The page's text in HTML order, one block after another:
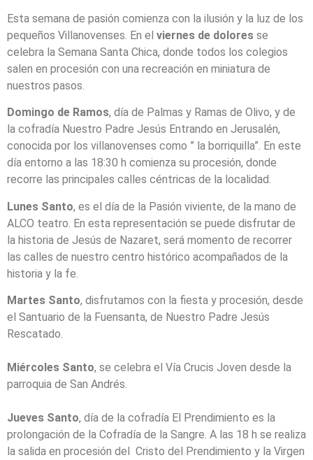
Esta semana de pasión comienza con la ilusión y la luz de los
pequeños Villanovenses. En el viernes de dolores se
celebra la Semana Santa Chica, donde todos los colegios
salen en procesión con una recreación en miniatura de
nuestros pasos.
Domingo de Ramos, día de Palmas y Ramas de Olivo, y de
la cofradía Nuestro Padre Jesús Entrando en Jerusalén,
conocida por los villanovenses como ” la borriquilla”. En este
día entorno a las 18:30 h comienza su procesión, donde
recorre las principales calles céntricas de la localidad.
Lunes Santo, es el día de la Pasión viviente, de la mano de
ALCO teatro. En esta representación se puede disfrutar de
la historia de Jesús de Nazaret, será momento de recorrer
las calles de nuestro centro histórico acompañados de la
historia y la fe.
Martes Santo, disfrutamos con la fiesta y procesión, desde
el Santuario de la Fuensanta, de Nuestro Padre Jesús
Rescatado.
Miércoles Santo, se celebra el Vía Crucis Joven desde la
parroquia de San Andrés.
Jueves Santo, día de la cofradía El Prendimiento es la
prolongación de la Cofradía de la Sangre. A las 18 h se realiza
la salida en procesión del Cristo del Prendimiento y la Virgen